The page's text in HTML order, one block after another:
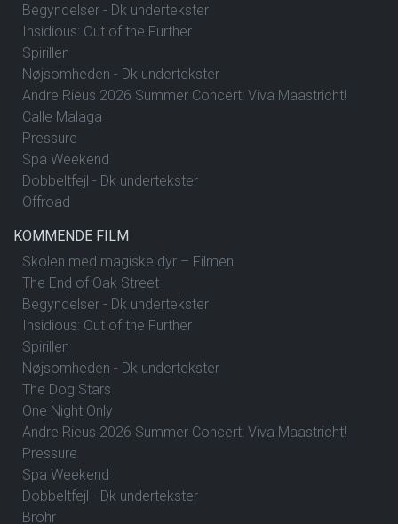
Begyndelser - Dk undertekster
Insidious: Out of the Further
Spirillen
Nøjsomheden - Dk undertekster
Andre Rieus 2026 Summer Concert: Viva Maastricht!
Calle Malaga
Pressure
Spa Weekend
Dobbeltfejl - Dk undertekster
Offroad
KOMMENDE FILM
Skolen med magiske dyr – Filmen
The End of Oak Street
Begyndelser - Dk undertekster
Insidious: Out of the Further
Spirillen
Nøjsomheden - Dk undertekster
The Dog Stars
One Night Only
Andre Rieus 2026 Summer Concert: Viva Maastricht!
Pressure
Spa Weekend
Dobbeltfejl - Dk undertekster
Brohr